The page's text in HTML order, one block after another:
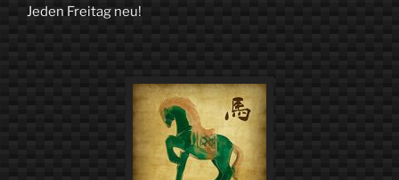
Zeiten
Jeden Freitag neu!